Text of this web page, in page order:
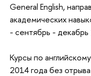
General English,
академических
- сентябрь -
Курсы по
2014 года без